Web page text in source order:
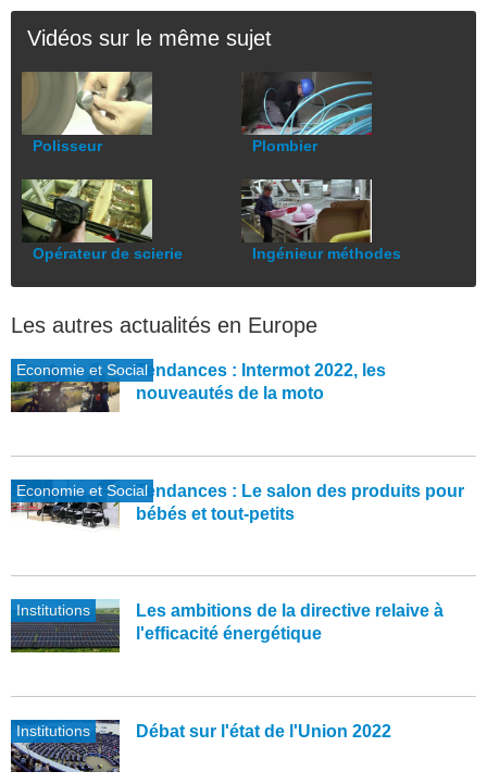
Vidéos sur le même sujet
Polisseur
Opérateur de scierie
Plombier
Ingénieur méthodes
Les autres actualités en Europe
Economie et SocialTendances : Intermot 2022, les
nouveautés de la moto
Economie et SocialTendances : Le salon des produits pour
bébés et tout-petits
Institutions
Les ambitions de la directive relaive à
l'efficacité énergétique
Institutions Débat sur l'état de l'Union 2022